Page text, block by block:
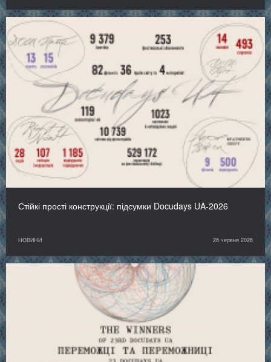
Стійкі прості конструкції: підсумки Docudays UA-2026
НОВИНИ 26 червня 2026